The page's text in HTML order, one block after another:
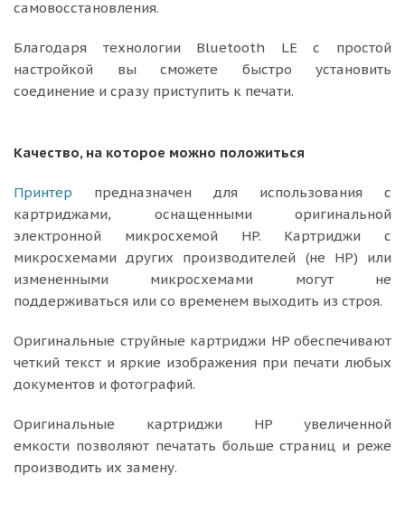
самовосстановления.
Благодаря технологии Bluetooth LE с простой
настройкой вы сможете быстро установить
соединение и сразу приступить к печати.
Качество, на которое можно положиться
Принтер предназначен для использования с
картриджами, оснащенными оригинальной
электронной микросхемой HP. Картриджи с
микросхемами других производителей (не HP) или
измененными микросхемами могут не
поддерживаться или со временем выходить из строя.
Оригинальные струйные картриджи HP обеспечивают
четкий текст и яркие изображения при печати любых
документов и фотографий.
Оригинальные картриджи HP увеличенной
емкости позволяют печатать больше страниц и реже
производить их замену.